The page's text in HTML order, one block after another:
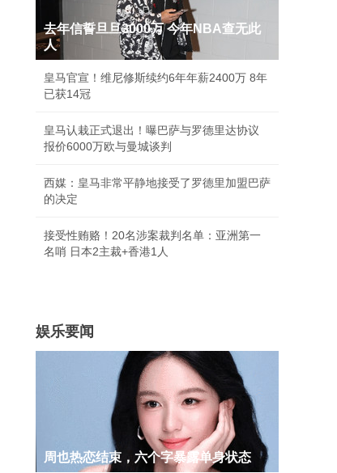
去年信誓旦旦3000万 今年NBA查无此
人
皇马官宣！维尼修斯续约6年年薪2400万 8年
已获14冠
皇马认栽正式退出！曝巴萨与罗德里达协议
报价6000万欧与曼城谈判
西媒：皇马非常平静地接受了罗德里加盟巴萨
的决定
接受性贿赂！20名涉案裁判名单：亚洲第一
名哨 日本2主裁+香港1人
娱乐要闻
周也热恋结束，六个字暴露单身状态